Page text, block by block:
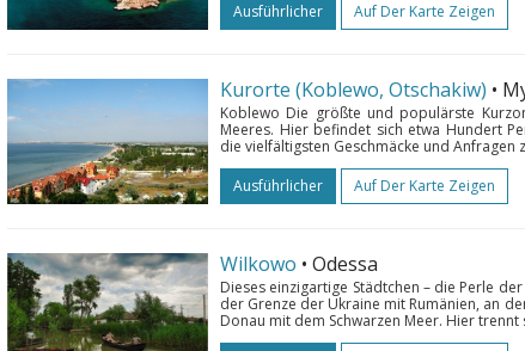
Ausführlicher
Auf Der Karte Zeigen
Kurorte (Koblewo, Otschakiw) •
Koblewo Die größte und populärste
Meeres. Hier befindet sich etwa Hundert
die vielfältigsten Geschmäcke und
Ausführlicher
Auf Der Karte Zeigen
Wilkowo • Odessa
Dieses einzigartige Städtchen – die Perle
der Grenze der Ukraine mit Rumänien, an
Donau mit dem Schwarzen Meer. Hier